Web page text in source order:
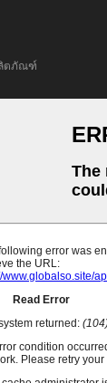
ตภัณฑ์
ภัณฑ์หรือรายการ
มลของคุณถึงเรา
น 24 ชั่วโมง